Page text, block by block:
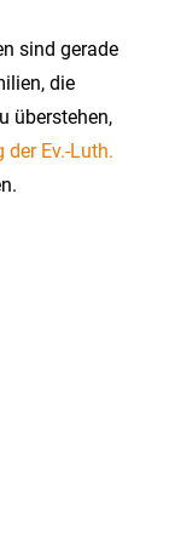
sind gerade
die
überstehen,
Ev.-Luth.